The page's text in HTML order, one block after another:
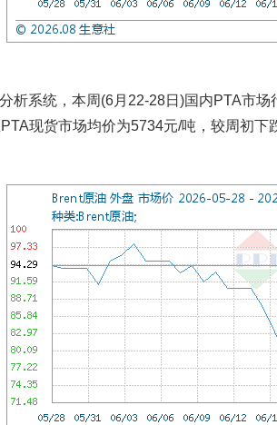
析系统，本周(6月22-28日)国内PTA市
现货市场均价为5734元/吨，较周初下